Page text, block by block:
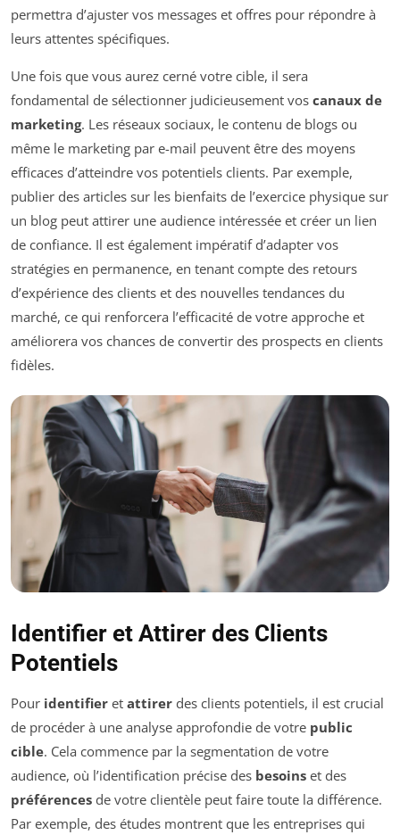
permettra d’ajuster vos messages et offres pour répondre à
leurs attentes spécifiques.
Une fois que vous aurez cerné votre cible, il sera
fondamental de sélectionner judicieusement vos canaux de
marketing. Les réseaux sociaux, le contenu de blogs ou
même le marketing par e-mail peuvent être des moyens
efficaces d’atteindre vos potentiels clients. Par exemple,
publier des articles sur les bienfaits de l’exercice physique sur
un blog peut attirer une audience intéressée et créer un lien
de confiance. Il est également impératif d’adapter vos
stratégies en permanence, en tenant compte des retours
d’expérience des clients et des nouvelles tendances du
marché, ce qui renforcera l’efficacité de votre approche et
améliorera vos chances de convertir des prospects en clients
fidèles.
Identifier et Attirer des Clients
Potentiels
Pour identifier et attirer des clients potentiels, il est crucial
de procéder à une analyse approfondie de votre public
cible. Cela commence par la segmentation de votre
audience, où l’identification précise des besoins et des
préférences de votre clientèle peut faire toute la différence.
Par exemple, des études montrent que les entreprises qui